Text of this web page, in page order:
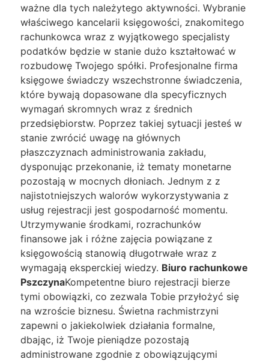
ważne dla tych należytego aktywności. Wybranie
właściwego kancelarii księgowości, znakomitego
rachunkowca wraz z wyjątkowego specjalisty
podatków będzie w stanie dużo kształtować w
rozbudowę Twojego spółki. Profesjonalne firma
księgowe świadczy wszechstronne świadczenia,
które bywają dopasowane dla specyficznych
wymagań skromnych wraz z średnich
przedsiębiorstw. Poprzez takiej sytuacji jesteś w
stanie zwrócić uwagę na głównych
płaszczyznach administrowania zakładu,
dysponując przekonanie, iż tematy monetarne
pozostają w mocnych dłoniach. Jednym z z
najistotniejszych walorów wykorzystywania z
usług rejestracji jest gospodarność momentu.
Utrzymywanie środkami, rozrachunków
finansowe jak i różne zajęcia powiązane z
księgowością stanowią długotrwałe wraz z
wymagają eksperckiej wiedzy. Biuro rachunkowe
PszczynaKompetentne biuro rejestracji bierze
tymi obowiązki, co zezwala Tobie przyłożyć się
na wzroście biznesu. Świetna rachmistrzyni
zapewni o jakiekolwiek działania formalne,
dbając, iż Twoje pieniądze pozostają
administrowane zgodnie z obowiązującymi